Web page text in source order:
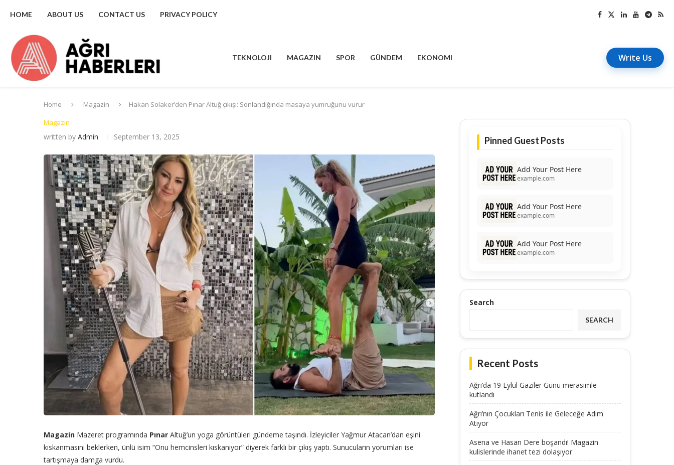
HOME ABOUT US CONTACT US PRIVACY POLICY
TEKNOLOJI MAGAZIN SPOR GÜNDEM EKONOMI Write Us
Home Magazin
Hakan Solaker’den Pınar Altuğ çıkışı: Sonlandığında masaya yumruğunu vurur
Magazin
written by Admin September 13, 2025
Magazin Mazeret programında Pınar Altuğ’un yoga görüntüleri gündeme taşındı. İzleyiciler Yağmur Atacan’dan eşini
kıskanmasını beklerken, ünlü isim “Onu hemcinsleri kıskanıyor” diyerek farklı bir çıkış yaptı. Sunucuların yorumları ise
tartışmaya damga vurdu.
Pinned Guest Posts
Add Your Post Here
example.com
Add Your Post Here
example.com
Add Your Post Here
example.com
Search
SEARCH
Recent Posts
Ağrı’da 19 Eylül Gaziler Günü merasimle
kutlandı
Ağrı’nın Çocukları Tenis ile Geleceğe Adım
Atıyor
Asena ve Hasan Dere boşandı! Magazin
kulislerinde ihanet tezi dolaşıyor